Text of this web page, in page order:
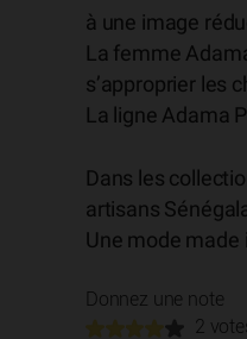
à une image
La femme
s’approprier les
La ligne Adama
Dans les
artisans
Une mode made
Donnez une note
2